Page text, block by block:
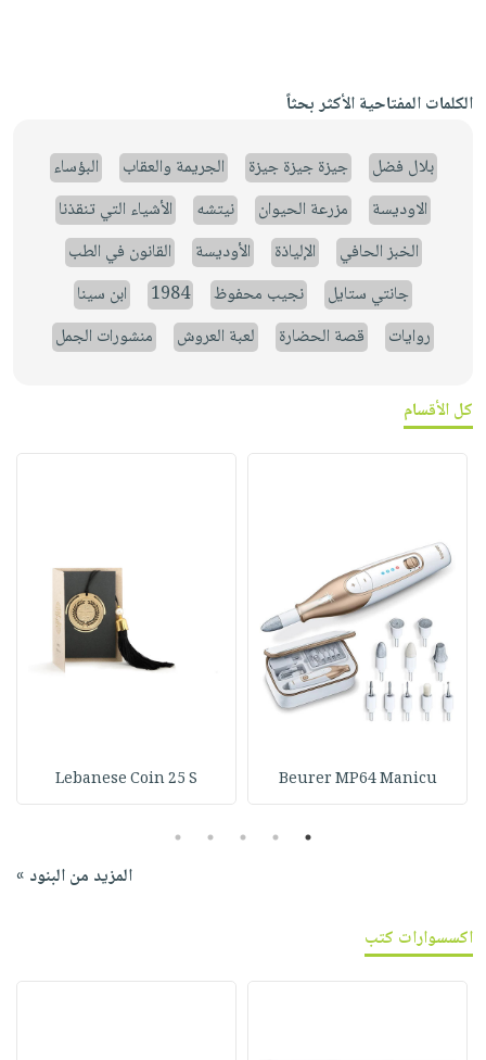
الكلمات المفتاحية الأكثر بحثاً
بلال فضل جيزة جيزة جيزة الجريمة والعقاب
البؤساء
الاوديسة
مزرعة الحيوان نيتشه
الأشياء التي تنقذنا
الخبز الحافي
الإلياذة الأوديسة
القانون في الطب
جانتي ستايل
نجيب محفوظ 1984
ابن سينا
روايات
قصة الحضارة لعبة العروش منشورات الجمل
كل الأقسام
Beurer MP64 Manicu
Lebanese Coin 25 S
1
2
3
4
5
المزيد من البنود »
اكسسوارات كتب